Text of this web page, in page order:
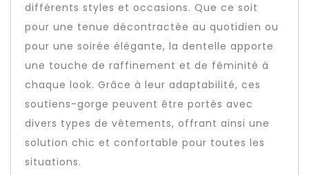
différents styles et occasions. Que ce soit
pour une tenue décontractée au quotidien ou
pour une soirée élégante, la dentelle apporte
une touche de raffinement et de féminité à
chaque look. Grâce à leur adaptabilité, ces
soutiens-gorge peuvent être portés avec
divers types de vêtements, offrant ainsi une
solution chic et confortable pour toutes les
situations.